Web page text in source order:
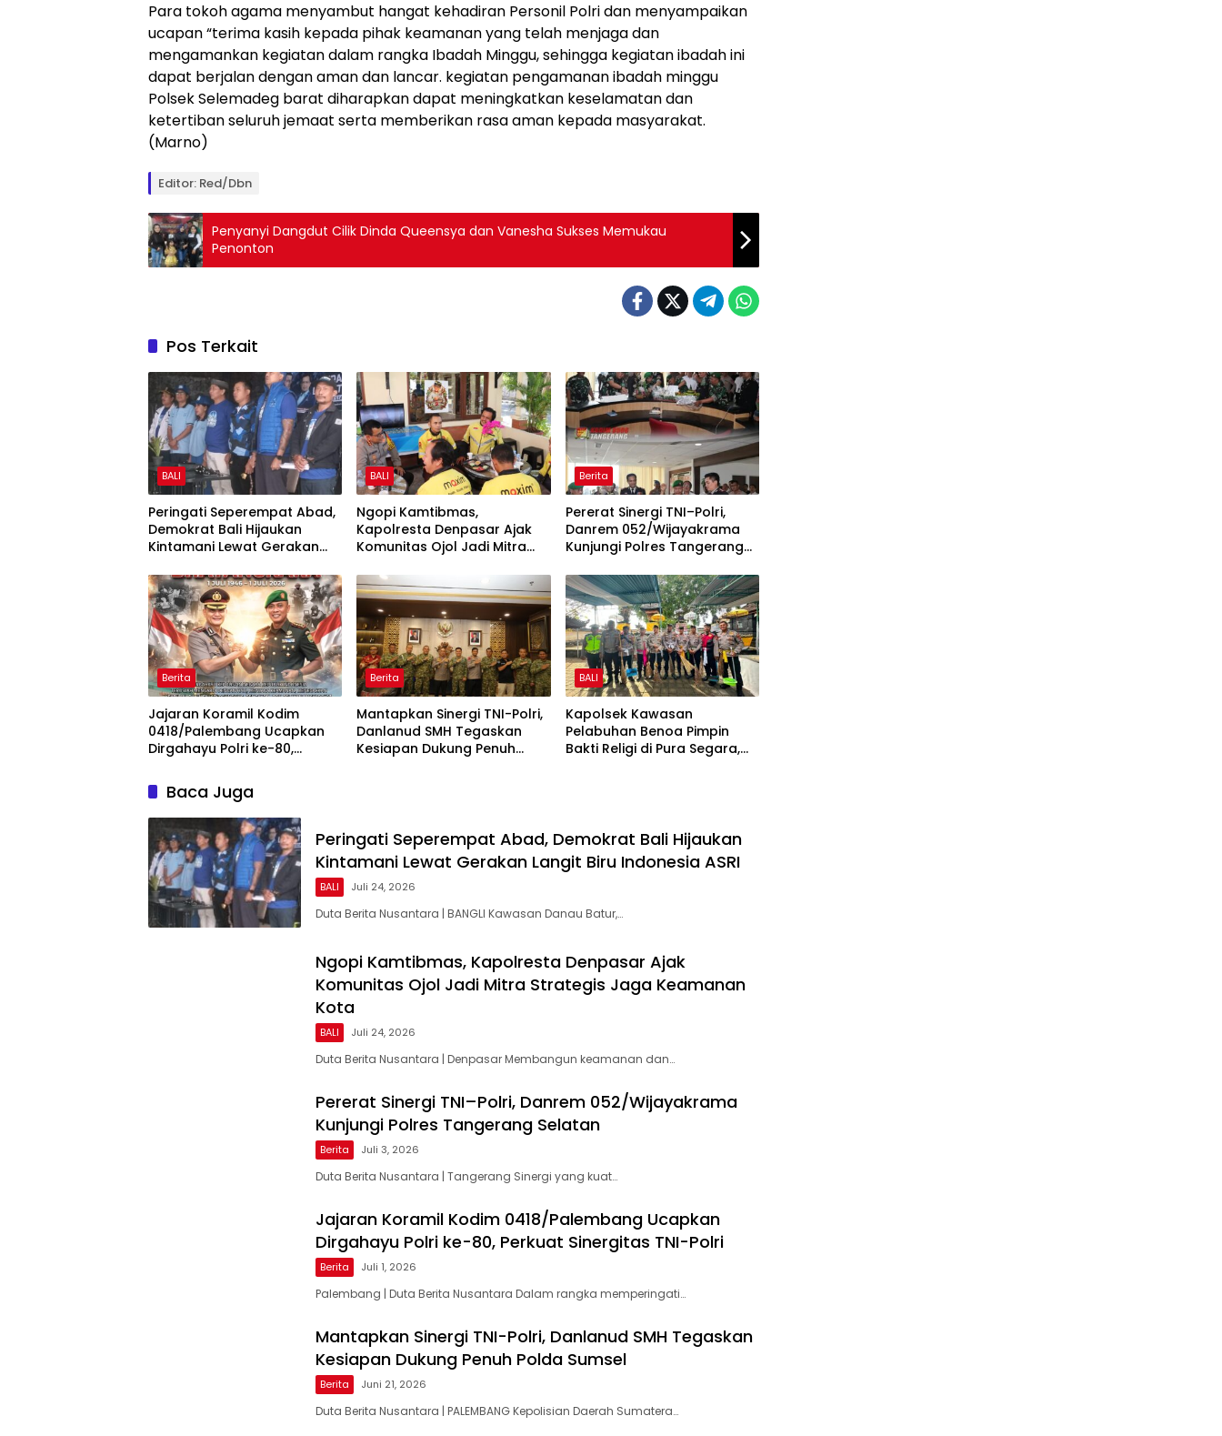
Para tokoh agama menyambut hangat kehadiran Personil Polri dan menyampaikan
ucapan “terima kasih kepada pihak keamanan yang telah menjaga dan
mengamankan kegiatan dalam rangka Ibadah Minggu, sehingga kegiatan ibadah ini
dapat berjalan dengan aman dan lancar. kegiatan pengamanan ibadah minggu
Polsek Selemadeg barat diharapkan dapat meningkatkan keselamatan dan
ketertiban seluruh jemaat serta memberikan rasa aman kepada masyarakat.
(Marno)
Editor: Red/Dbn
Penyanyi Dangdut Cilik Dinda Queensya dan Vanesha Sukses Memukau
Penonton
Pos Terkait
BALI
Peringati Seperempat Abad,
Demokrat Bali Hijaukan
Kintamani Lewat Gerakan
BALI
Ngopi Kamtibmas,
Kapolresta Denpasar Ajak
Komunitas Ojol Jadi Mitra
Kota
Berita
Pererat Sinergi TNI–Polri,
Danrem 052/Wijayakrama
Kunjungi Polres Tangerang
Berita
Jajaran Koramil Kodim
0418/Palembang Ucapkan
Dirgahayu Polri ke-80,
Berita
Mantapkan Sinergi TNI-Polri,
Danlanud SMH Tegaskan
Kesiapan Dukung Penuh
BALI
Kapolsek Kawasan
Pelabuhan Benoa Pimpin
Bakti Religi di Pura Segara,
Baca Juga
Peringati Seperempat Abad, Demokrat Bali Hijaukan
Kintamani Lewat Gerakan Langit Biru Indonesia ASRI
BALI Juli 24, 2026
Duta Berita Nusantara | BANGLI Kawasan Danau Batur,…
Ngopi Kamtibmas, Kapolresta Denpasar Ajak
Komunitas Ojol Jadi Mitra Strategis Jaga Keamanan
Kota
BALI Juli 24, 2026
Duta Berita Nusantara | Denpasar Membangun keamanan dan…
Pererat Sinergi TNI–Polri, Danrem 052/Wijayakrama
Kunjungi Polres Tangerang Selatan
Berita Juli 3, 2026
Duta Berita Nusantara | Tangerang Sinergi yang kuat…
Jajaran Koramil Kodim 0418/Palembang Ucapkan
Dirgahayu Polri ke-80, Perkuat Sinergitas TNI-Polri
Berita Juli 1, 2026
Palembang | Duta Berita Nusantara Dalam rangka memperingati…
Mantapkan Sinergi TNI-Polri, Danlanud SMH Tegaskan
Kesiapan Dukung Penuh Polda Sumsel
Berita Juni 21, 2026
Duta Berita Nusantara | PALEMBANG Kepolisian Daerah Sumatera…